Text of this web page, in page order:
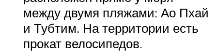
между двумя пляжами: Ао Пхай
и Тубтим. На территории есть
прокат велосипедов.